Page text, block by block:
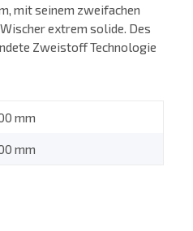
mit seinem zweifachen
extrem solide. Des
Zweistoff Technologie
mm
mm